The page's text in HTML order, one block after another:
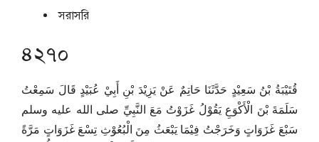
সরাসরি
৪২৭০
قُتَيْبَةُ بْنُ سَعِيْدٍ حَدَّثَنَا حَاتِمٌ عَنْ يَزِيْدَ بْنِ أَبِيْ عُبَيْدٍ قَالَ سَمِعْتُ
سَلَمَةَ بْنَ الْأَكْوَعِ يَقُوْلُ غَزَوْتُ مَعَ النَّبِيِّ صلى الله عليه وسلم
سَبْعَ غَزَوَاتٍ وَخَرَجْتُ فِيْمَا يَبْعَثُ مِنَ الْبُعُوْثِ تِسْعَ غَزَوَاتٍ مَرَّةً